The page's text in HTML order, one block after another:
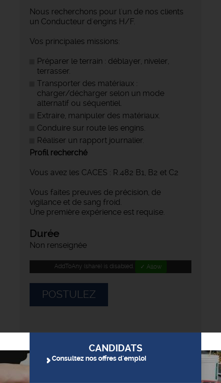
Nous recherchons pour l'un de nos clients
un Conducteur d'engins H/F.
Vos principales missions:
Préparer le terrain : déblayer, niveler,
terrasser.
Transporter des matériaux :
charger/décharger selon un mode
alternatif ou séquentiel.
Extraire, manipuler des matériaux.
Conduire sur route les engins.
Réaliser un rapport journalier.
Profil recherché
Vous avez les CACES : R.482 B1, B2 et C2
Vous faites preuves de précision, de
vigilance et de sang froid.
Une première expérience est requise.
Durée
Non renseignée
AddToAny (share) is disabled. ✓ Allow
POSTULEZ
CANDIDATS
Consultez nos offres d'emploi